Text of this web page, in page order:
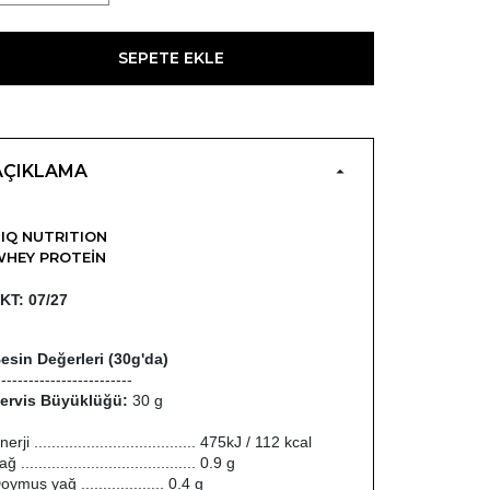
SEPETE EKLE
NUTRITION
PROTEIN
07/27
Değerleri (30g'da)
Büyüklüğü: 30 g
..................................... 475kJ / 112 kcal
........................................ 0.9 g
yağ ................... 0.4 g